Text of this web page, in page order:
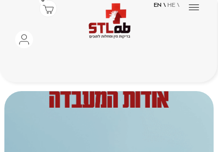
\ HE
\ EN